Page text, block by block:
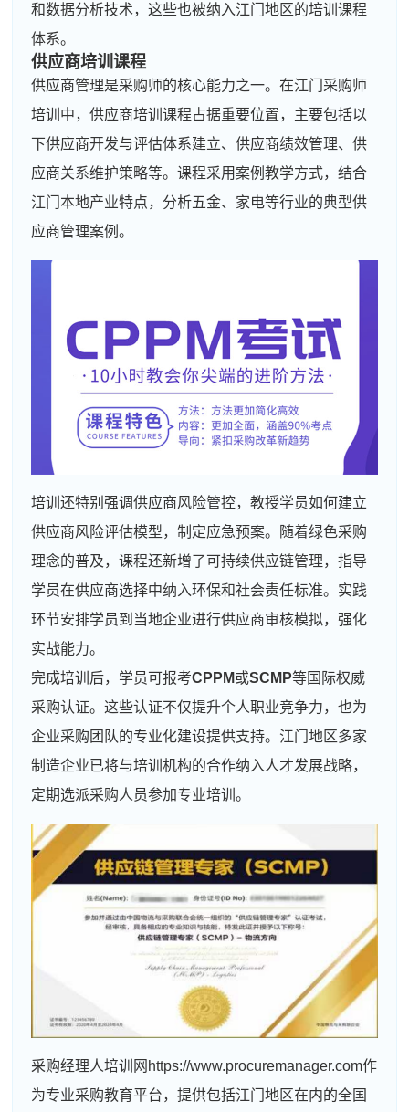
和数据分析技术，这些也被纳入江门地区的培训课程
体系。
供应商培训课程
供应商管理是采购师的核心能力之一。在江门采购师
培训中，供应商培训课程占据重要位置，主要包括以
下供应商开发与评估体系建立、供应商绩效管理、供
应商关系维护策略等。课程采用案例教学方式，结合
江门本地产业特点，分析五金、家电等行业的典型供
应商管理案例。
培训还特别强调供应商风险管控，教授学员如何建立
供应商风险评估模型，制定应急预案。随着绿色采购
理念的普及，课程还新增了可持续供应链管理，指导
学员在供应商选择中纳入环保和社会责任标准。实践
环节安排学员到当地企业进行供应商审核模拟，强化
实战能力。
完成培训后，学员可报考CPPM或SCMP等国际权威
采购认证。这些认证不仅提升个人职业竞争力，也为
企业采购团队的专业化建设提供支持。江门地区多家
制造企业已将与培训机构的合作纳入人才发展战略，
定期选派采购人员参加专业培训。
采购经理人培训网https://www.procuremanager.com作
为专业采购教育平台，提供包括江门地区在内的全国